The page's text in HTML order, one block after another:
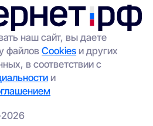
наш сайт, вы даете
файловCookies и других
в соответствии с
и